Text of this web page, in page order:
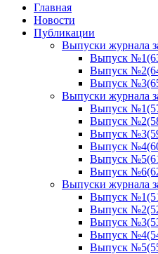
Главная
Новости
Публикации
Выпуски журнала
Выпуск
Выпуск
Выпуск
Выпуски журнала
Выпуск
Выпуск
Выпуск
Выпуск
Выпуск
Выпуск
Выпуски журнала
Выпуск
Выпуск
Выпуск
Выпуск
Выпуск